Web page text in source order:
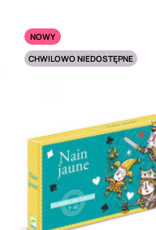
NOWY
CHWILOWO NIEDOSTĘPNE